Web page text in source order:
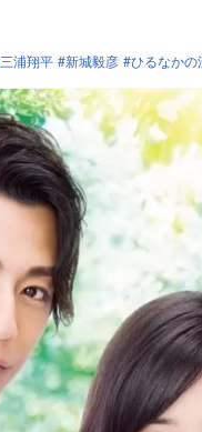
三浦翔平 新城毅彦 ひるなかの